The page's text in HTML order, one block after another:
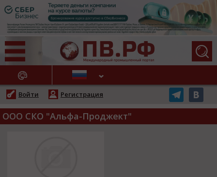
НОВОСТИ
Войти Регистрация
ООО СКО "Альфа-Проджект"